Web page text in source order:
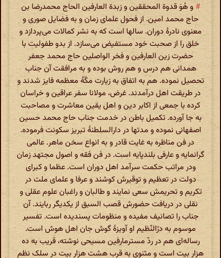
# و هُوَ قدوة المحققین و زبدة العارفین الحاج محمدرضا بن
حاج محمد امین. از فحول علمای زمان و به فضایل صوری و
معنوی نادرهٔ دوران. سالها است که به نشر کمالات می‌پردازد و
خلق را از صحبت خود مستفیض می‌سازد. از بدو طفولیت با
حضرت زین العارفین و فخر الواصلین حاج محمد جعفر
همدانی هم درس و هم روش بوده و به مرافقت آن جناب
تحصیل نموده. هم به اتفاق به زیارت مکّهٔ معظمه فایز شدند و
در طریقت اهل درآمدند. غرض، مولانا سفر عراقین و خراسان
کرده با جمعی از اکابر دین و اهل یقین معاشرت و مصاحبت
به جا آورده. تکمیل باطن در خدمت جناب حاج محمد حسین
اصفهانی نموده و مدتها در دارالسلطنهٔ تبریز سکونت فرموده.
در فن مناظره به غایت قادر و به انواع سخن ماهر. عالمی
گرانمایه و عارفی بلندپایه است. در فن فقه و اصول مجتهد زمان
ودر مراتب حکمت سرآمد اهل دوران است. عظما و کبرای
دولت در تعظیم و توقیرش کوشند و عرفا و علمای ملت در
تکریم و تحریمش سعی نمایند و طالبان و راغبان علوم عقلی و
نقلی در دریافت حضورش قصب السبق از یکدیگر ربایند. آن
جناب را تصانیف مفیده و منظومات پسندیده است. تفسیر
موسوم به درّالنّظیم او آویزهٔ گوش جان اهل هوش است.
رساله‌ای هم در ردّ مسترمارفین مسیحی نوشته، قریب به ده
هزار بیت است و مثنوی به قرب هشت هزار بیت در سلک نظم